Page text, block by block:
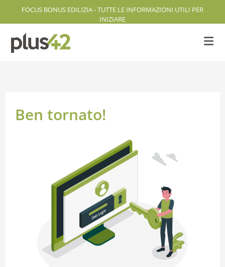
FOCUS BONUS EDILIZIA - TUTTE LE INFORMAZIONI UTILI PER
INIZIARE
Ben tornato!